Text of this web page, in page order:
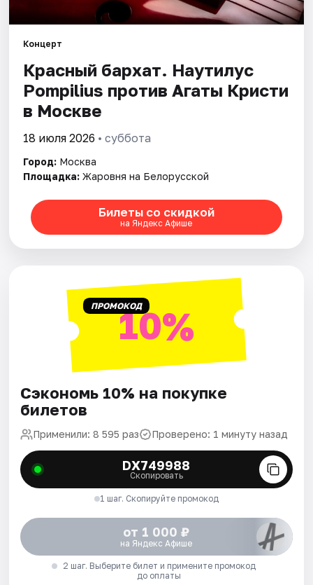
Площадки
Артисты
Рейтинги
Концерт
Красный бархат. Наутилус
Pompilius против Агаты Кристи
в Москве
18 июля 2026 • суббота
Город: Москва
Площадка: Жаровня на Белорусской
Билеты со скидкой
на Яндекс Афише
ПРОМОКОД10%
Сэкономь 10% на покупке
билетов
Применили: 8 595 раз Проверено: 1 минуту назад
DX749988
Скопировать
1 шаг. Скопируйте промокод
от 1 000 ₽
на Яндекс Афише
2 шаг. Выберите билет и примените промокод
до оплаты